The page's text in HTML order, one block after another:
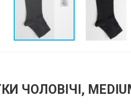
ЧОЛОВІЧІ,